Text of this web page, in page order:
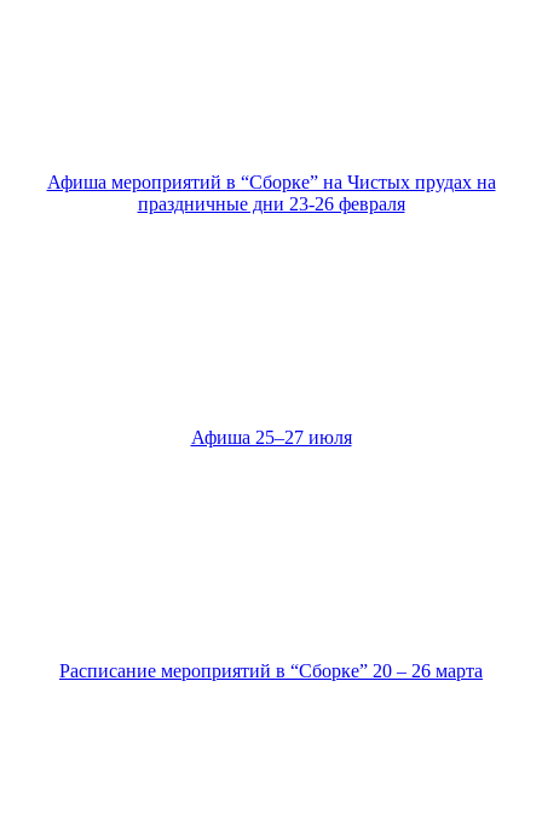
Афиша мероприятий в “Сборке” на Чистых прудах на
праздничные дни 23-26 февраля
Афиша 25–27 июля
Расписание мероприятий в “Сборке” 20 – 26 марта